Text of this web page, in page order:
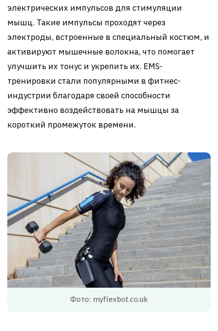
электрических импульсов для стимуляции
мышц. Такие импульсы проходят через
электроды, встроенные в специальный костюм, и
активируют мышечные волокна, что помогает
улучшить их тонус и укрепить их. EMS-
тренировки стали популярными в фитнес-
индустрии благодаря своей способности
эффективно воздействовать на мышцы за
короткий промежуток времени.
Фото: myflexbot.co.uk